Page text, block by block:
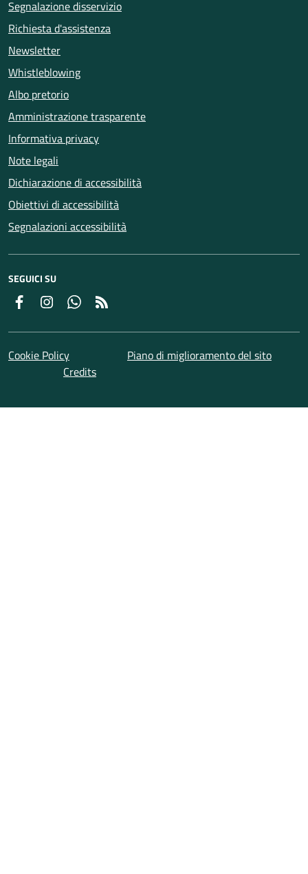
Segnalazione disservizio
Richiesta d'assistenza
Newsletter
Whistleblowing
Albo pretorio
Amministrazione trasparente
Informativa privacy
Note legali
Dichiarazione di accessibilità
Obiettivi di accessibilità
Segnalazioni accessibilità
SEGUICI SU
FacebookInstagramWhatsapp
Cookie Policy
Piano di miglioramento del sito
Credits